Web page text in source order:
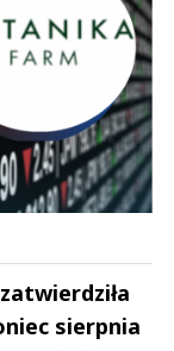
sierpnia